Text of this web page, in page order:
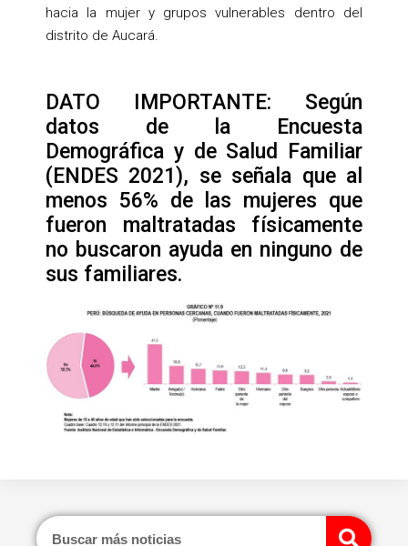
hacia la mujer y grupos vulnerables dentro del
distrito de Aucará.
DATO IMPORTANTE: Según
datos de la Encuesta
Demográfica y de Salud Familiar
(ENDES 2021), se señala que al
menos 56% de las mujeres que
fueron maltratadas físicamente
no buscaron ayuda en ninguno de
sus familiares.